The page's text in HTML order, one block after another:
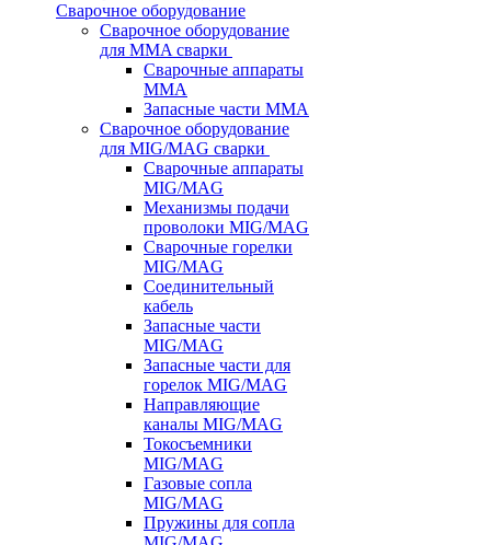
Сварочное оборудование
Сварочное оборудование
для MMA сварки
Сварочные аппараты
MMA
Запасные части MMA
Сварочное оборудование
для MIG/MAG сварки
Сварочные аппараты
MIG/MAG
Механизмы подачи
проволоки MIG/MAG
Сварочные горелки
MIG/MAG
Соединительный
кабель
Запасные части
MIG/MAG
Запасные части для
горелок MIG/MAG
Направляющие
каналы MIG/MAG
Токосъемники
MIG/MAG
Газовые сопла
MIG/MAG
Пружины для сопла